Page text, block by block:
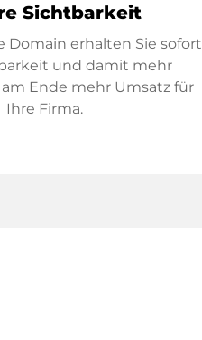
Sichtbarkeit
Domain erhalten Sie sofort
und damit mehr
Ende mehr Umsatz für
Ihre Firma.